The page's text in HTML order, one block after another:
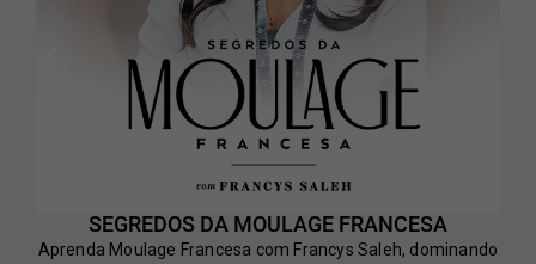
SEGREDOS DA MOULAGE FRANCESA
Aprenda Moulage Francesa com Francys Saleh, dominando